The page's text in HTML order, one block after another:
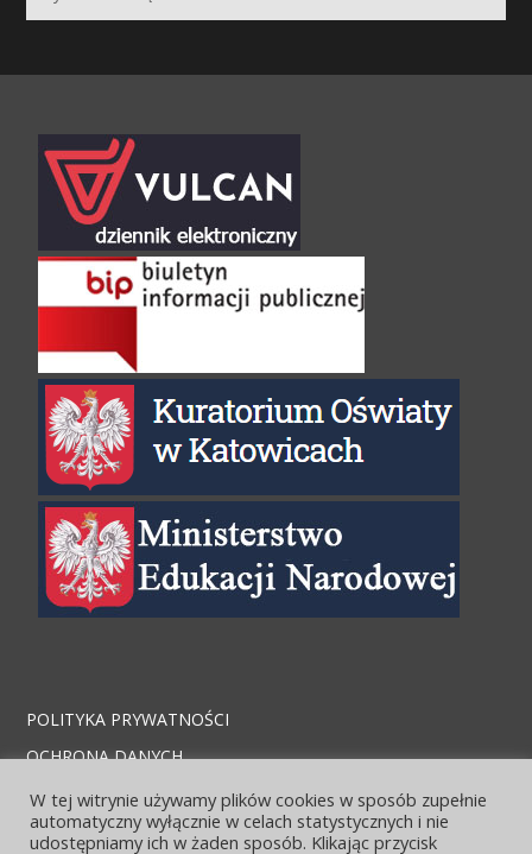
POLITYKA PRYWATNOŚCI
OCHRONA DANYCH
STRONA ARCHIWALNA
KONTAKT I LOKALIZACJA
W tej witrynie używamy plików cookies w sposób zupełnie
automatyczny wyłącznie w celach statystycznych i nie
udostępniamy ich w żaden sposób. Klikając przycisk